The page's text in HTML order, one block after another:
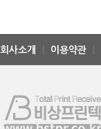
회사소개 이용약관